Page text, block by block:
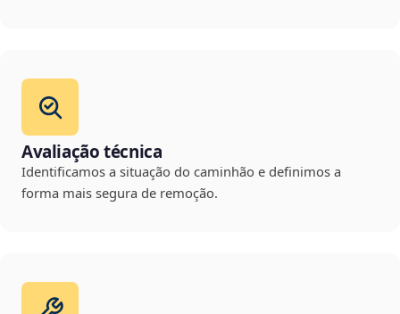
Avaliação técnica
Identificamos a situação do caminhão e definimos a
forma mais segura de remoção.